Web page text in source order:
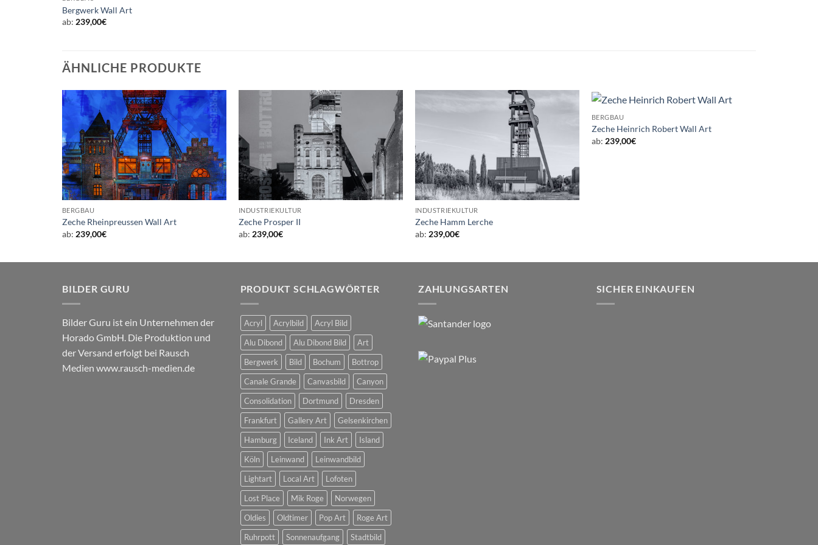
Bergwerk Wall Art
ab: 239,00€
ÄHNLICHE PRODUKTE
BERGBAU
Zeche Rheinpreussen Wall Art
ab: 239,00€
INDUSTRIEKULTUR
Zeche Prosper II
ab: 239,00€
INDUSTRIEKULTUR
Zeche Hamm Lerche
ab: 239,00€
BERGBAU
Zeche Heinrich Robert Wall Art
ab: 239,00€
BILDER GURU
Bilder Guru ist ein Unternehmen der
Horado GmbH. Die Produktion und
der Versand erfolgt bei Rausch
Medien www.rausch-medien.de
PRODUKT SCHLAGWÖRTER
Acryl Acrylbild
Acryl Bild
Alu Dibond
Alu Dibond Bild
Art
Bergwerk
Bild Bochum
Bottrop
Canale Grande
Canvasbild
Canyon
Consolidation
Dortmund
Dresden
Frankfurt
Gallery Art
Gelsenkirchen
Hamburg
Iceland Ink Art
Island
Köln
Leinwand
Leinwandbild
Lightart
Local Art
Lofoten
Lost Place
Mik Roge
Norwegen
Oldies
Oldtimer Pop Art
Roge Art
Ruhrpott
Sonnenaufgang Stadtbild
ZAHLUNGSARTEN SICHER EINKAUFEN